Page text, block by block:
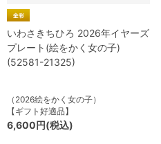
いわさきちひろ 2026年イヤーズ
プレート(絵をかく女の子)
(52581-21325)
（2026絵をかく女の子）
【ギフト好適品】
6,600円(税込)